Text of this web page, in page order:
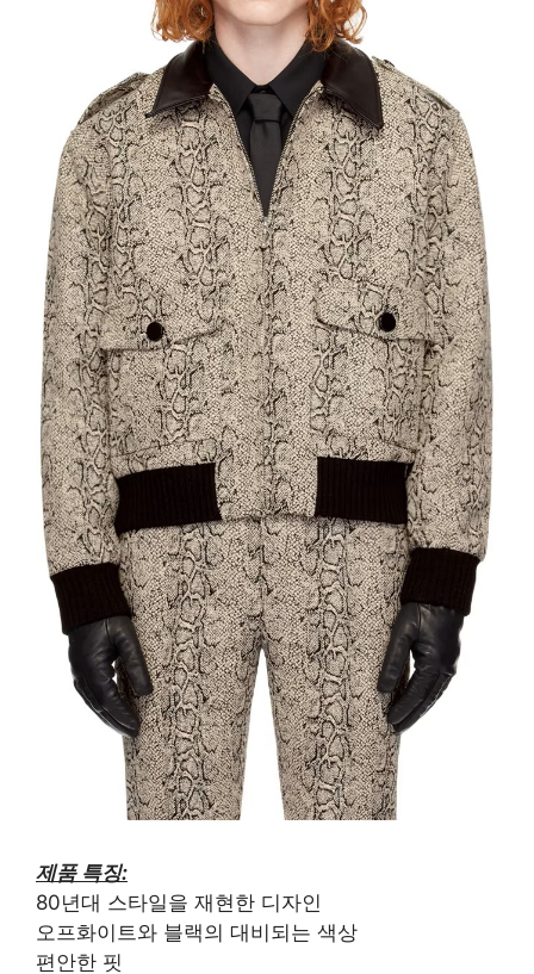
제품 특징:
80년대 스타일을 재현한 디자인
오프화이트와 블랙의 대비되는 색상
편안한 핏